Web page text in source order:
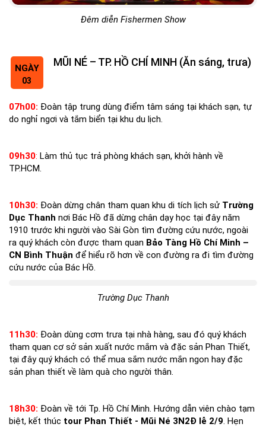
Đêm diễn Fishermen Show
NGÀY
03
MŨI NÉ – TP. HỒ CHÍ MINH (Ăn sáng, trưa)
07h00: Đoàn tập trung dùng điểm tâm sáng tại khách sạn, tự
do nghỉ ngơi và tắm biển tại khu du lịch.
09h30: Làm thủ tục trả phòng khách sạn, khởi hành về
TP.HCM.
10h30: Đoàn dừng chân tham quan khu di tích lịch sử Trường
Dục Thanh nơi Bác Hồ đã dừng chân dạy học tại đây năm
1910 trước khi người vào Sài Gòn tìm đường cứu nước, ngoài
ra quý khách còn được tham quan Bảo Tàng Hồ Chí Minh –
CN Bình Thuận để hiểu rõ hơn về con đường ra đi tìm đường
cứu nước của Bác Hồ.
Trường Dục Thanh
11h30: Đoàn dùng cơm trưa tại nhà hàng, sau đó quý khách
tham quan cơ sở sản xuất nước mắm và đặc sản Phan Thiết,
tại đây quý khách có thể mua sắm nước mắn ngon hay đặc
sản phan thiết về làm quà cho người thân.
18h30: Đoàn về tới Tp. Hồ Chí Minh. Hướng dẫn viên chào tạm
biệt, kết thúc tour Phan Thiết - Mũi Né 3N2Đ lễ 2/9. Hẹn